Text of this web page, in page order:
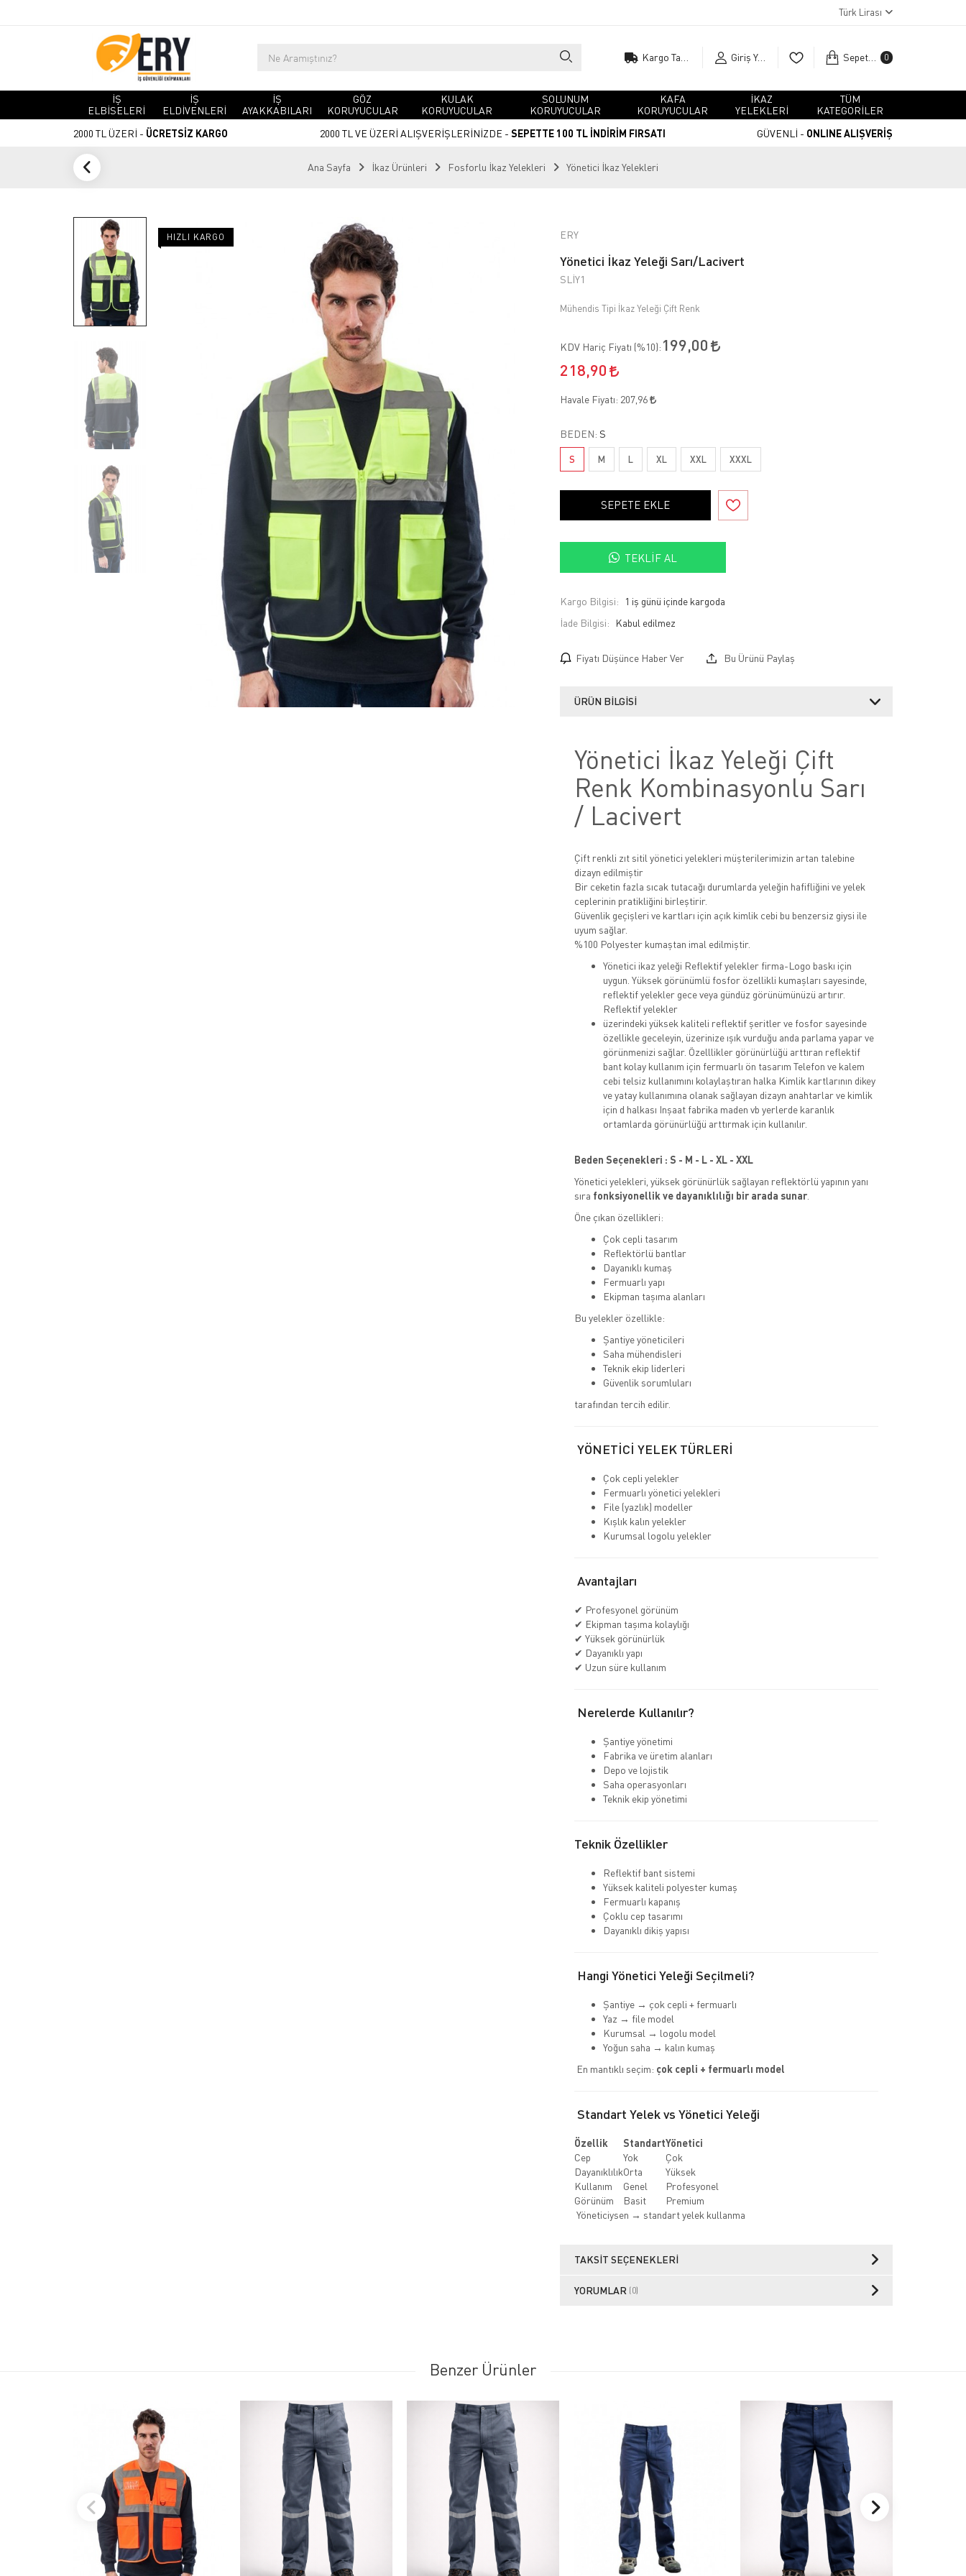
Türk Lirası
Giriş Yap Sepetim 0
İŞ
ELBİSELERİ
İŞ
ELDİVENLERİ
İŞ
AYAKKABILARI
GÖZ
KORUYUCULAR
KULAK
KORUYUCULAR
SOLUNUM
KORUYUCULAR
KAFA
KORUYUCULAR
İKAZ
YELEKLERİ
TÜM
KATEGORİLER
2000 TL ÜZERİ - ÜCRETSİZ KARGO 2000 TL VE ÜZERİ ALIŞVERİŞLERİNİZDE - SEPETTE 100 TL İNDİRİM FIRSATI GÜVENLİ - ONLINE ALIŞVERİŞ
Ana Sayfa İkaz Ürünleri Fosforlu İkaz Yelekleri Yönetici İkaz Yelekleri
HIZLI KARGO ERY
Yönetici İkaz Yeleği Sarı/Lacivert
SLİY1
Mühendis Tipi İkaz Yeleği Çift Renk
KDV Hariç Fiyatı (%10): 199,00
218,90
Havale Fiyatı: 207,96
BEDEN: S
S M L XL XXL XXXL
SEPETE EKLE
TEKLIF AL
Kargo Bilgisi:
1 iş günü içinde kargoda
İade Bilgisi:
Fiyatı Düşünce Haber Ver Bu Ürünü Paylaş
ÜRÜN BILGISI
Yönetici İkaz Yeleği Çift
Renk Kombinasyonlu Sarı
/ Lacivert
Çift renkli zıt sitil yönetici yelekleri müşterilerimizin artan talebine
dizayn edilmiştir
Bir ceketin fazla sıcak tutacağı durumlarda yeleğin hafifliğini ve yelek
ceplerinin pratikliğini birleştirir.
Güvenlik geçişleri ve kartları için açık kimlik cebi bu benzersiz giysi ile
uyum sağlar.
%100 Polyester kumaştan imal edilmiştir.
Yönetici ikaz yeleği Reflektif yelekler firma-Logo baskı için
uygun. Yüksek görünümlü fosfor özellikli kumaşları sayesinde,
reflektif yelekler gece veya gündüz görünümünüzü artırır.
Reflektif yelekler
üzerindeki yüksek kaliteli reflektif şeritler ve fosfor sayesinde
özellikle geceleyin, üzerinize ışık vurduğu anda parlama yapar ve
görünmenizi sağlar. Özelllikler görünürlüğü arttıran reflektif
bant kolay kullanım için fermuarlı ön tasarım Telefon ve kalem
cebi telsiz kullanımını kolaylaştıran halka Kimlik kartlarının dikey
ve yatay kullanımına olanak sağlayan dizayn anahtarlar ve kimlik
için d halkası Inşaat fabrika maden vb yerlerde karanlık
ortamlarda görünürlüğü arttırmak için kullanılır.
Beden Seçenekleri : S - M - L - XL - XXL
Yönetici yelekleri, yüksek görünürlük sağlayan reflektörlü yapının yanı
sıra fonksiyonellik ve dayanıklılığı bir arada sunar.
Öne çıkan özellikleri:
Çok cepli tasarım
Reflektörlü bantlar
Dayanıklı kumaş
Fermuarlı yapı
Ekipman taşıma alanları
Bu yelekler özellikle:
Şantiye yöneticileri
Saha mühendisleri
Teknik ekip liderleri
Güvenlik sorumluları
tarafından tercih edilir.
YÖNETİCİ YELEK TÜRLERİ
Çok cepli yelekler
Fermuarlı yönetici yelekleri
File (yazlık) modeller
Kışlık kalın yelekler
Kurumsal logolu yelekler
Avantajları
✔ Profesyonel görünüm
✔ Ekipman taşıma kolaylığı
✔ Yüksek görünürlük
✔ Dayanıklı yapı
✔ Uzun süre kullanım
Nerelerde Kullanılır?
Şantiye yönetimi
Fabrika ve üretim alanları
Depo ve lojistik
Saha operasyonları
Teknik ekip yönetimi
Teknik Özellikler
Reflektif bant sistemi
Yüksek kaliteli polyester kumaş
Fermuarlı kapanış
Çoklu cep tasarımı
Dayanıklı dikiş yapısı
Hangi Yönetici Yeleği Seçilmeli?
Şantiye → çok cepli + fermuarlı
Yaz → file model
Kurumsal → logolu model
Yoğun saha → kalın kumaş
En mantıklı seçim: çok cepli + fermuarlı model
Standart Yelek vs Yönetici Yeleği
Özellik StandartYönetici
Cep
Yok
Çok
DayanıklılıkOrta
Yüksek
Kullanım
Genel
Profesyonel
Görünüm
Basit
Premium
Yöneticiysen → standart yelek kullanma
TAKSIT SEÇENEKLERI
YORUMLAR (0)
Benzer Ürünler